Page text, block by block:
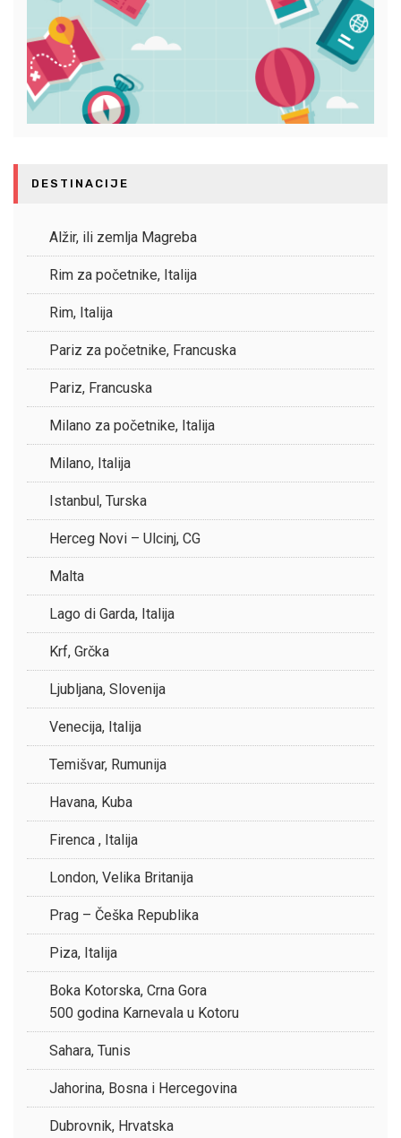
DESTINACIJE
Alžir, ili zemlja Magreba
Rim za početnike, Italija
Rim, Italija
Pariz za početnike, Francuska
Pariz, Francuska
Milano za početnike, Italija
Milano, Italija
Istanbul, Turska
Herceg Novi – Ulcinj, CG
Malta
Lago di Garda, Italija
Krf, Grčka
Ljubljana, Slovenija
Venecija, Italija
Temišvar, Rumunija
Havana, Kuba
Firenca , Italija
London, Velika Britanija
Prag – Češka Republika
Piza, Italija
Boka Kotorska, Crna Gora
500 godina Karnevala u Kotoru
Sahara, Tunis
Jahorina, Bosna i Hercegovina
Dubrovnik, Hrvatska